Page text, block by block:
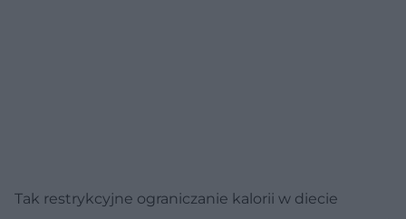
Tak restrykcyjne ograniczanie kalorii w diecie